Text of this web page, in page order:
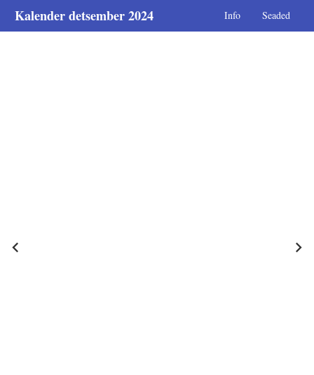
Kalender detsember 2024 Info Seaded